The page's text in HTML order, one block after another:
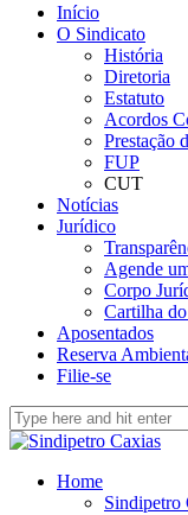
Início
O Sindicato
História
Diretoria
Estatuto
Acordos
Prestação
FUP
CUT
Notícias
Jurídico
Agende
Corpo
Cartilha
Aposentados
Reserva
Filie-se
Home
Sindipetro